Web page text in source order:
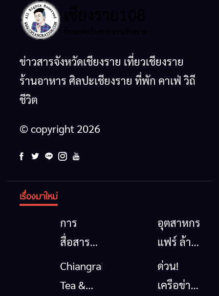
ข่าวสารจังหวัดเชียงราย เที่ยวเชียงราย
ร้านอาหาร ศิลปะเชียงราย ที่พัก คาเฟ่ วิถี
ชีวิต
© copyright 2026
เรื่องมาใหม่
การ
สื่อสาร
โทรคมนาคม
กรณีภัย
อุตสาหกรรม
แฟร์ ล้าน
นาตะวัน
ออก
Chiangrai
Tea &
ด่วน!
เครือข่าย